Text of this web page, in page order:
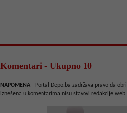
Komentari - Ukupno 10
NAPOMENA - Portal Depo.ba zadržava pravo da
iznešena u komentarima nisu stavovi redakcije web